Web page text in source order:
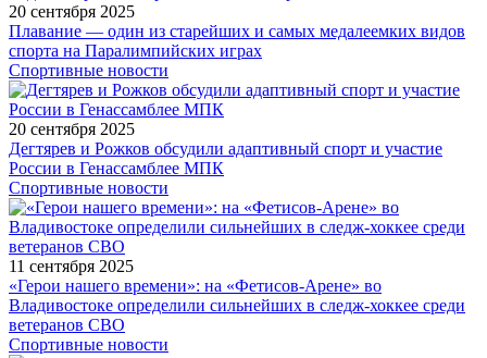
20 сентября 2025
Плавание — один из старейших и самых медалеемких видов
спорта на Паралимпийских играх
Спортивные новости
20 сентября 2025
Дегтярев и Рожков обсудили адаптивный спорт и участие
России в Генассамблее МПК
Спортивные новости
11 сентября 2025
«Герои нашего времени»: на «Фетисов-Арене» во
Владивостоке определили сильнейших в следж-хоккее среди
ветеранов СВО
Спортивные новости